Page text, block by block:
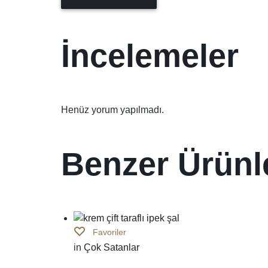
İncelemeler
Henüz yorum yapılmadı.
Benzer
Favoriler
in Çok Satanlar